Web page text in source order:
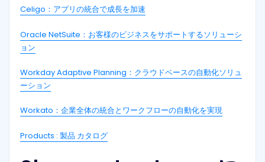
Celigo：アプリの統合で成長を加速
Oracle NetSuite：お客様のビジネスをサポートするソリューシ
ョン
Workday Adaptive Planning：クラウドベースの自動化ソリュ
ーション
Workato：企業全体の統合とワークフローの自動化を実現
Products : 製品 カタログ